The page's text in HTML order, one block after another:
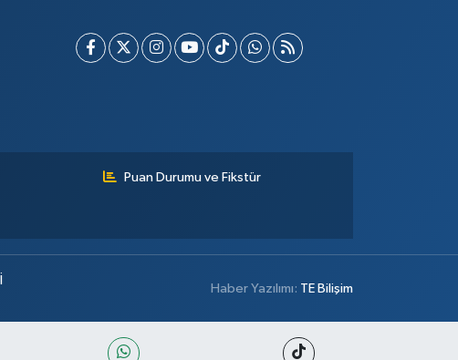
Puan Durumu ve Fikstür
Haber Yazılımı: TE Bilişim